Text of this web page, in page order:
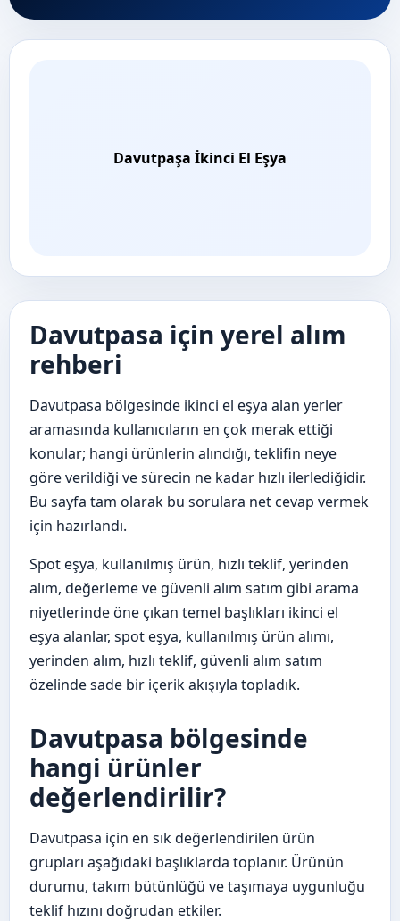
Davutpaşa İkinci El Eşya
Davutpasa için yerel alım
rehberi
Davutpasa bölgesinde ikinci el eşya alan yerler
aramasında kullanıcıların en çok merak ettiği
konular; hangi ürünlerin alındığı, teklifin neye
göre verildiği ve sürecin ne kadar hızlı ilerlediğidir.
Bu sayfa tam olarak bu sorulara net cevap vermek
için hazırlandı.
Spot eşya, kullanılmış ürün, hızlı teklif, yerinden
alım, değerleme ve güvenli alım satım gibi arama
niyetlerinde öne çıkan temel başlıkları ikinci el
eşya alanlar, spot eşya, kullanılmış ürün alımı,
yerinden alım, hızlı teklif, güvenli alım satım
özelinde sade bir içerik akışıyla topladık.
Davutpasa bölgesinde
hangi ürünler
değerlendirilir?
Davutpasa için en sık değerlendirilen ürün
grupları aşağıdaki başlıklarda toplanır. Ürünün
durumu, takım bütünlüğü ve taşımaya uygunluğu
teklif hızını doğrudan etkiler.